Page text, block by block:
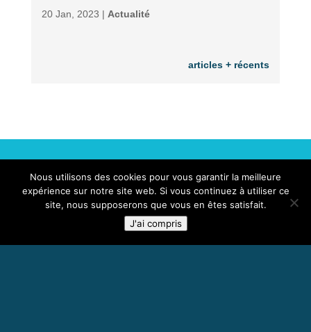
20 Jan, 2023 | Actualité
articles + récents
Adresse postale : 16 ter allée du Vallat 13530 Trets
0616394476 ( Trésorière)
Nous utilisons des cookies pour vous garantir la meilleure
expérience sur notre site web. Si vous continuez à utiliser ce
site, nous supposerons que vous en êtes satisfait.
J'ai compris